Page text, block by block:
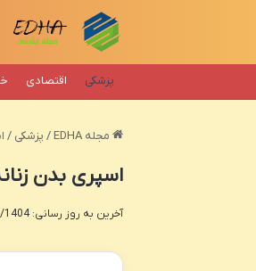
پزشکی اقتصادی
مجله EDHA / پزشکی /
اسپری بدن
آخرین به روز رسانی: 01/08/1404